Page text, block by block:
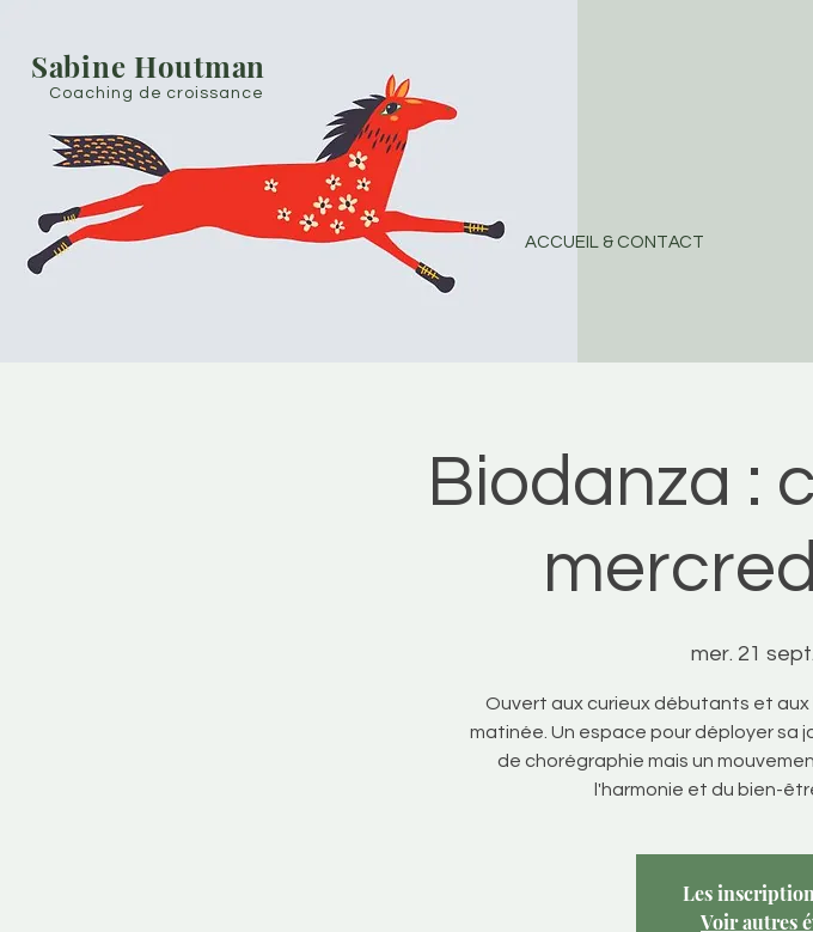
Sabine Houtman
Coaching de croissance
ACCUEIL & CONTACT
Biodanza :
mer. 21 sept.
Ouvert aux curieux débutants et
matinée. Un espace pour déployer sa
de chorégraphie mais un
l'harmonie et du bien-
Les
Voir autres